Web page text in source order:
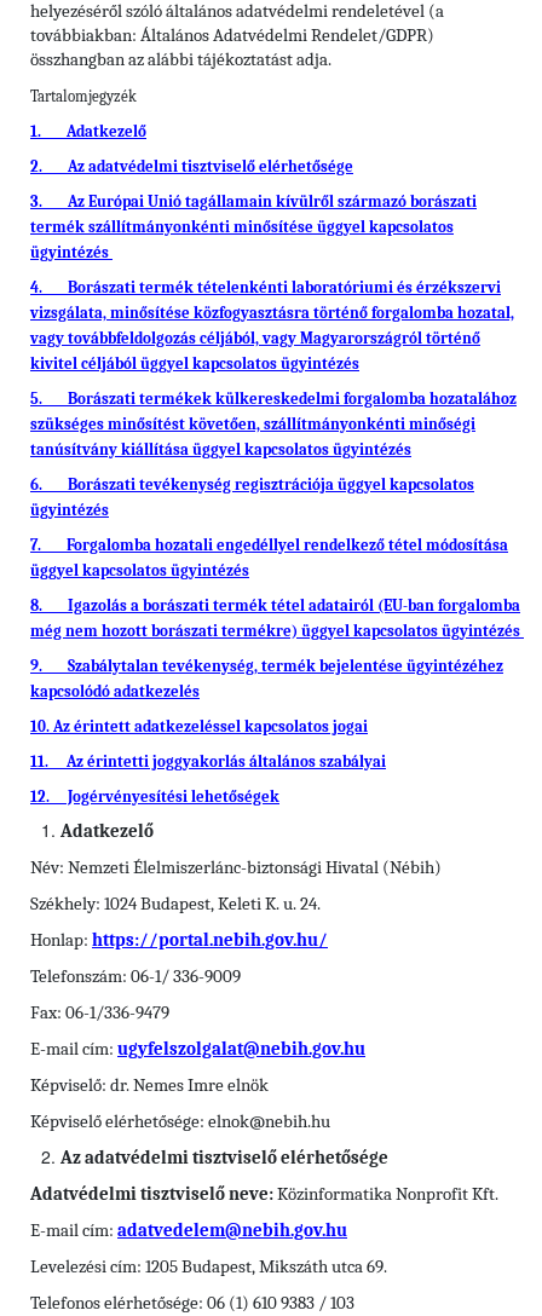
helyezéséről szóló általános adatvédelmi rendeletével (a
továbbiakban: Általános Adatvédelmi Rendelet/GDPR)
összhangban az alábbi tájékoztatást adja.
Tartalomjegyzék
1. Adatkezelő
2. Az adatvédelmi tisztviselő elérhetősége
3. Az Európai Unió tagállamain kívülről származó borászati
termék szállítmányonkénti minősítése üggyel kapcsolatos
ügyintézés
4. Borászati termék tételenkénti laboratóriumi és érzékszervi
vizsgálata, minősítése közfogyasztásra történő forgalomba hozatal,
vagy továbbfeldolgozás céljából, vagy Magyarországról történő
kivitel céljából üggyel kapcsolatos ügyintézés
5. Borászati termékek külkereskedelmi forgalomba hozatalához
szükséges minősítést követően, szállítmányonkénti minőségi
tanúsítvány kiállítása üggyel kapcsolatos ügyintézés
6. Borászati tevékenység regisztrációja üggyel kapcsolatos
ügyintézés
7. Forgalomba hozatali engedéllyel rendelkező tétel módosítása
üggyel kapcsolatos ügyintézés
8. Igazolás a borászati termék tétel adatairól (EU-ban forgalomba
még nem hozott borászati termékre) üggyel kapcsolatos ügyintézés
9. Szabálytalan tevékenység, termék bejelentése ügyintézéhez
kapcsolódó adatkezelés
10. Az érintett adatkezeléssel kapcsolatos jogai
11. Az érintetti joggyakorlás általános szabályai
12. Jogérvényesítési lehetőségek
Adatkezelő
Név: Nemzeti Élelmiszerlánc-biztonsági Hivatal (Nébih)
Székhely: 1024 Budapest, Keleti K. u. 24.
Honlap: https://portal.nebih.gov.hu/
Telefonszám: 06-1/ 336-9009
Fax: 06-1/336-9479
E-mail cím: ugyfelszolgalat@nebih.gov.hu
Képviselő: dr. Nemes Imre elnök
Képviselő elérhetősége: elnok@nebih.hu
Az adatvédelmi tisztviselő elérhetősége
Adatvédelmi tisztviselő neve:Közinformatika Nonprofit Kft.
E-mail cím: adatvedelem@nebih.gov.hu
Levelezési cím: 1205 Budapest, Mikszáth utca 69.
Telefonos elérhetősége: 06 (1) 610 9383 / 103